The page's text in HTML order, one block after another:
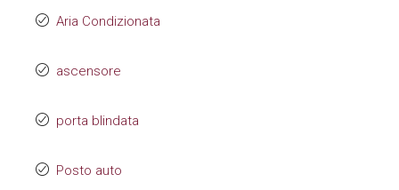
Aria Condizionata
ascensore
porta blindata
Posto auto